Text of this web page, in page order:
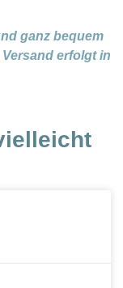
ganz bequem
erfolgt in